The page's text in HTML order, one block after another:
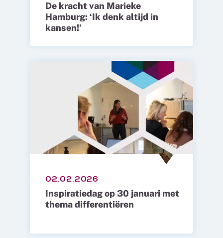
De kracht van Marieke
Hamburg: ‘Ik denk altijd in
kansen!’
02.02.2026
Inspiratiedag op 30 januari met
thema differentiëren